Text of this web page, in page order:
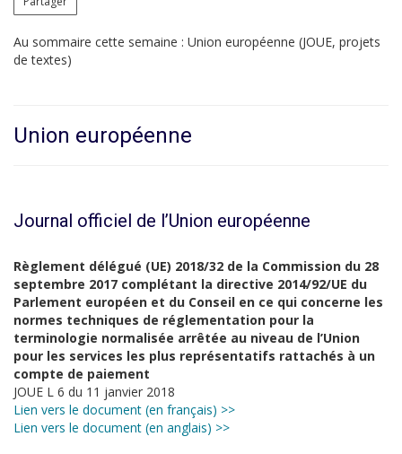
Au sommaire cette semaine : Union européenne (JOUE, projets
de textes)
Union européenne
Journal officiel de l’Union européenne
Règlement délégué (UE) 2018/32 de la Commission du 28
septembre 2017 complétant la directive 2014/92/UE du
Parlement européen et du Conseil en ce qui concerne les
normes techniques de réglementation pour la
terminologie normalisée arrêtée au niveau de l’Union
pour les services les plus représentatifs rattachés à un
compte de paiement
JOUE L 6 du 11 janvier 2018
Lien vers le document (en français) >>
Lien vers le document (en anglais) >>